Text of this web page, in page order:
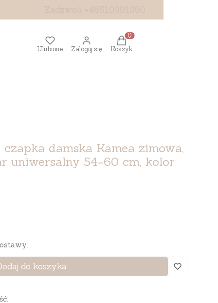
Ulubione Zaloguj się
Produkty w koszyku: 0.
Koszyk
damska Kamea zimowa,
uniwersalny 54–60 cm, kolor
do koszyka